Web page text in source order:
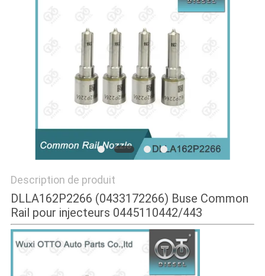
POLICY
Description de produit
DLLA162P2266 (0433172266) Buse Common
Rail pour injecteurs 0445110442/443